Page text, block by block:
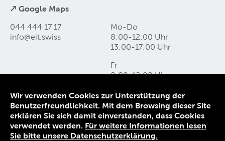
↗ Google Maps
044 444 17 17
info@eit swiss
Mo-Do
8:00-12:00 Uhr
13:00-17:00 Uhr
Fr
8:00-12:00 Uhr
Kontakt und Anfahrt
Datenschutz
Impressum
AGB
Wir verwenden Cookies zur Unterstützung der
Benutzerfreundlichkeit. Mit dem Browsing dieser Site
erklären Sie sich damit einverstanden, dass Cookies
verwendet werden. Für weitere Informationen lesen
Sie bitte unsere Datenschutzerklärung.